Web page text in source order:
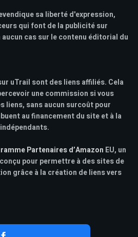
sa liberté d'expression,
qui font de la publicité sur
cas sur le contenu éditorial du
uTrail sont des liens affiliés. Cela
une commission si vous
liens, sans aucun surcoût pour
au financement du site et à la
Partenaires d’Amazon EU, un
pour permettre à des sites de
grâce à la création de liens vers